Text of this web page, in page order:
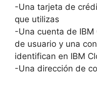
-Una tarjeta de
que utilizas
-Una cuenta de
de usuario y una
identifican en IBM
-Una dirección de